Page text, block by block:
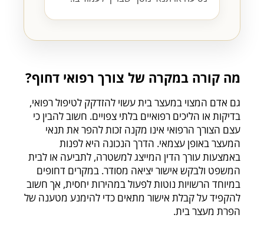
מה קורה במקרה של צורך רפואי דחוף?
גם אדם המצוי במעצר בית עשוי להזדקק לטיפול רפואי,
בדיקות או הליכים רפואיים בלתי צפויים. חשוב להבין כי
עצם הצורך הרפואי אינו מקנה זכות להפר את תנאי
המעצר באופן עצמאי. הדרך הנכונה היא לפנות
באמצעות עורך הדין המייצג למשטרה, לתביעה או לבית
המשפט ולבקש אישור יציאה מסודר. במקרים דחופים
במיוחד הרשויות נוטות לפעול במהירות יחסית, אך חשוב
להקפיד על קבלת אישור מתאים כדי להימנע מטענה של
הפרת מעצר בית.